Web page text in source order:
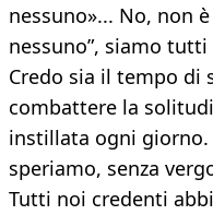
nessuno»... No, non
nessuno”, siamo
Credo sia il tempo di
combattere la
instillata ogni
speriamo, senza
Tutti noi credenti